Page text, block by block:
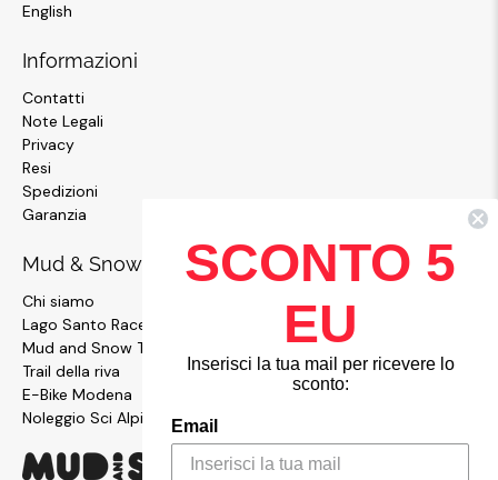
English
Informazioni
Contatti
Note Legali
Privacy
Resi
Spedizioni
Garanzia
Mud & Snow
Chi siamo
Lago Santo Race
Mud and Snow Team
Trail della riva
E-Bike Modena
Noleggio Sci Alpinismo
SCONTO 5
EU
Inserisci la tua mail per ricevere lo
sconto:
Email